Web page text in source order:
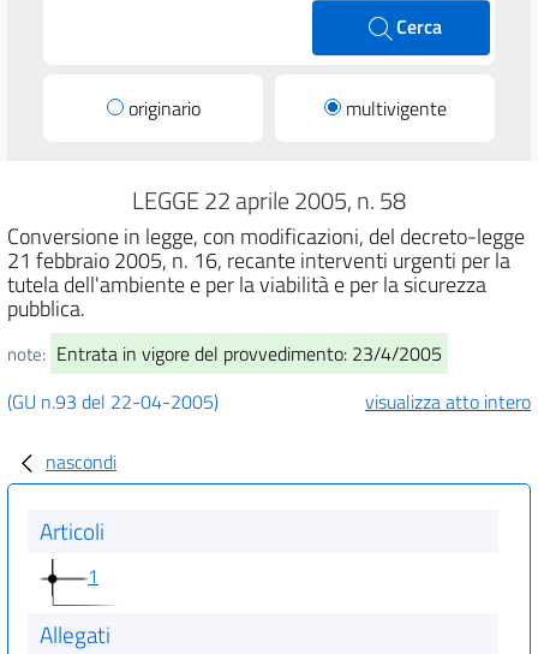
Cerca
originario multivigente
LEGGE 22 aprile 2005, n. 58
Conversione in legge, con modificazioni, del decreto-legge
21 febbraio 2005, n. 16, recante interventi urgenti per la
tutela dell'ambiente e per la viabilità e per la sicurezza
pubblica.
note: Entrata in vigore del provvedimento: 23/4/2005
(GU n.93 del 22-04-2005)
visualizza atto intero
nascondi
Articoli
1
Allegati